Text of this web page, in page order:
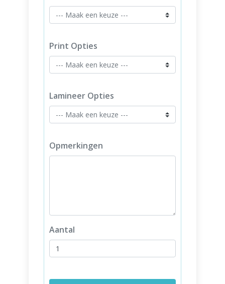
Print Opties
Lamineer Opties
Opmerkingen
Aantal